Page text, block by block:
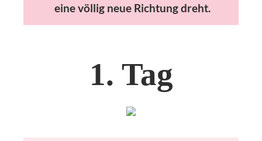
eine völlig neue Richtung dreht.
1. Tag